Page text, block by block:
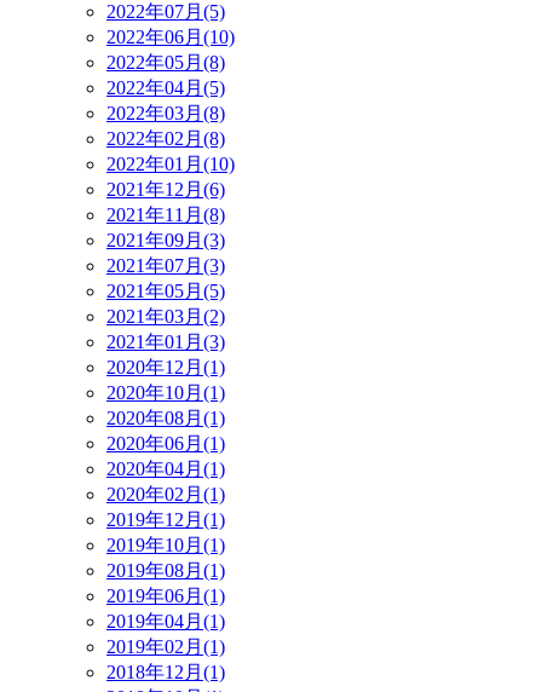
2022年07月(5)
2022年06月(10)
2022年05月(8)
2022年04月(5)
2022年03月(8)
2022年02月(8)
2022年01月(10)
2021年12月(6)
2021年11月(8)
2021年09月(3)
2021年07月(3)
2021年05月(5)
2021年03月(2)
2021年01月(3)
2020年12月(1)
2020年10月(1)
2020年08月(1)
2020年06月(1)
2020年04月(1)
2020年02月(1)
2019年12月(1)
2019年10月(1)
2019年08月(1)
2019年06月(1)
2019年04月(1)
2019年02月(1)
2018年12月(1)